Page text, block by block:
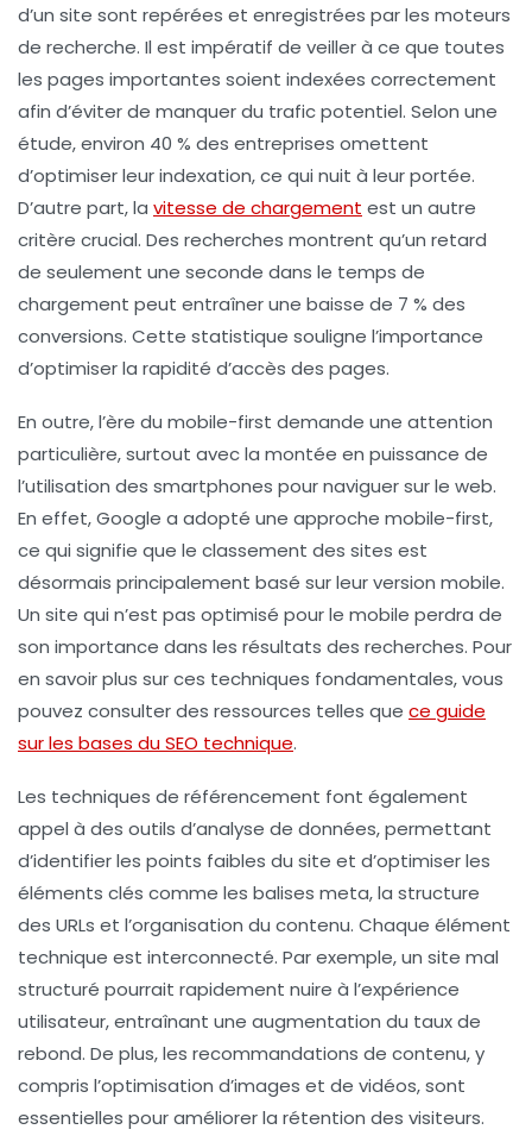
d’un site sont repérées et enregistrées par les moteurs
de recherche. Il est impératif de veiller à ce que toutes
les pages importantes soient indexées correctement
afin d’éviter de manquer du trafic potentiel. Selon une
étude, environ 40 % des entreprises omettent
d’optimiser leur indexation, ce qui nuit à leur portée.
D’autre part, la vitesse de chargement est un autre
critère crucial. Des recherches montrent qu’un retard
de seulement une seconde dans le temps de
chargement peut entraîner une baisse de 7 % des
conversions. Cette statistique souligne l’importance
d’optimiser la rapidité d’accès des pages.
En outre, l’ère du mobile-first demande une attention
particulière, surtout avec la montée en puissance de
l’utilisation des smartphones pour naviguer sur le web.
En effet, Google a adopté une approche mobile-first,
ce qui signifie que le classement des sites est
désormais principalement basé sur leur version mobile.
Un site qui n’est pas optimisé pour le mobile perdra de
son importance dans les résultats des recherches. Pour
en savoir plus sur ces techniques fondamentales, vous
pouvez consulter des ressources telles que ce guide
sur les bases du SEO technique.
Les techniques de référencement font également
appel à des outils d’analyse de données, permettant
d’identifier les points faibles du site et d’optimiser les
éléments clés comme les balises meta, la structure
des URLs et l’organisation du contenu. Chaque élément
technique est interconnecté. Par exemple, un site mal
structuré pourrait rapidement nuire à l’expérience
utilisateur, entraînant une augmentation du taux de
rebond. De plus, les recommandations de contenu, y
compris l’optimisation d’images et de vidéos, sont
essentielles pour améliorer la rétention des visiteurs.